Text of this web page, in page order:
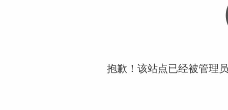
抱歉！该站点已经被管理